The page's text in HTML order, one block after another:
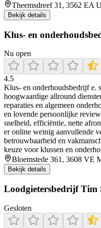
Theemsdreef 31, 3562 EA
Bekijk details
Klus- en
Nu open
4.5
Klus‑ en onderhoudsbedrijf e.
hoogwaardige allround
reparaties en algemeen
en lovende persoonlijke
snelheid, efficiëntie, nette
er online weinig aanvullende
betrouwbaarheid en
keuze voor klussen en
Bloemstede 361, 3608 VE
Bekijk details
Loodgietersbedrijf Tim
Gesloten